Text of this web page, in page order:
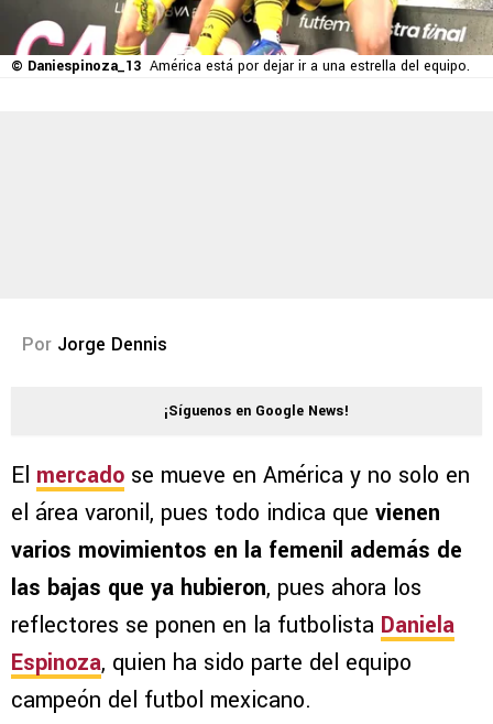
© Daniespinoza_13 América está por dejar ir a una estrella del equipo.
Por Jorge Dennis
¡Síguenos en Google News!
El mercado se mueve en América y no solo en
el área varonil, pues todo indica que vienen
varios movimientos en la femenil además de
las bajas que ya hubieron, pues ahora los
reflectores se ponen en la futbolista Daniela
Espinoza, quien ha sido parte del equipo
campeón del futbol mexicano.